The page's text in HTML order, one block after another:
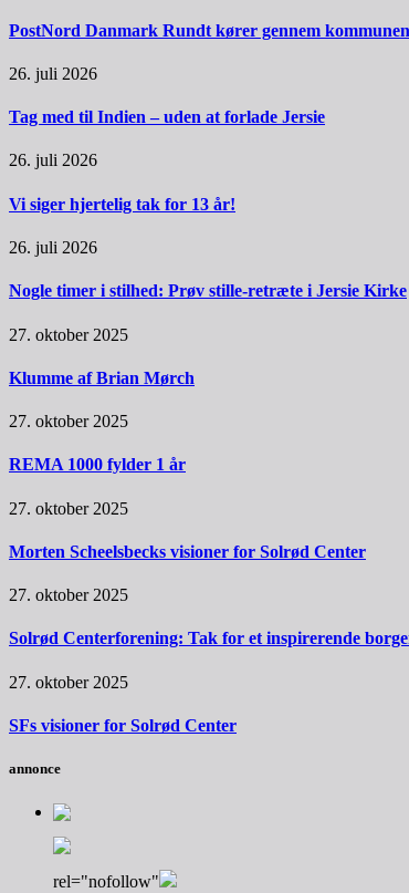
PostNord Danmark Rundt kører gennem
26. juli 2026
Tag med til Indien – uden at forlade Jersie
26. juli 2026
Vi siger hjertelig tak for 13 år!
26. juli 2026
Nogle timer i stilhed: Prøv stille-retræte i Jersie Kirke
27. oktober 2025
Klumme af Brian Mørch
27. oktober 2025
REMA 1000 fylder 1 år
27. oktober 2025
Morten Scheelsbecks visioner for Solrød Center
27. oktober 2025
Solrød Centerforening: Tak for et inspirerende
27. oktober 2025
SFs visioner for Solrød Center
annonce
rel="nofollow"